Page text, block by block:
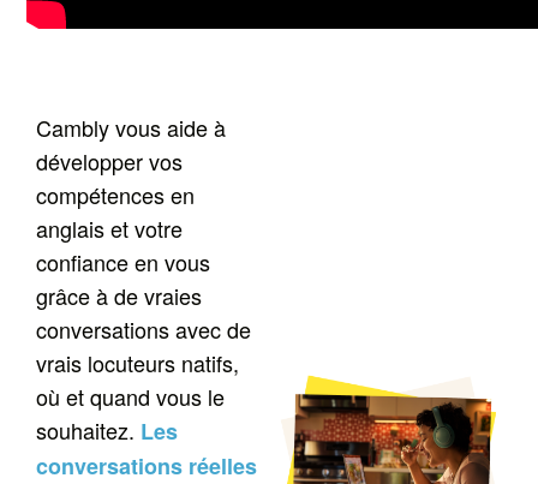
Cambly vous aide à
développer vos
compétences en
anglais et votre
confiance en vous
grâce à de vraies
conversations avec de
vrais locuteurs natifs,
où et quand vous le
souhaitez. Les
conversations réelles